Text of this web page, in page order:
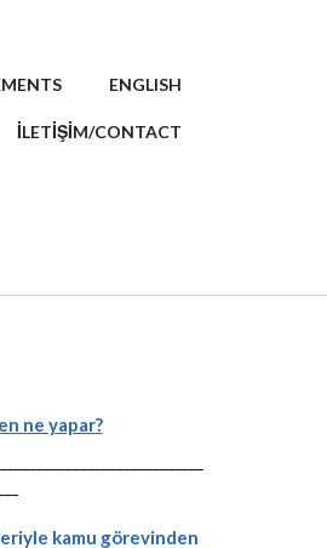
ENGLISH
İLETİŞİM/CONTACT
ne yapar?
kamu görevinden